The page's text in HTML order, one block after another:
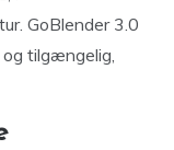
GoBlender 3.0
tilgængelig,